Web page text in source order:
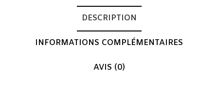
DESCRIPTION
INFORMATIONS COMPLÉMENTAIRES
AVIS (0)